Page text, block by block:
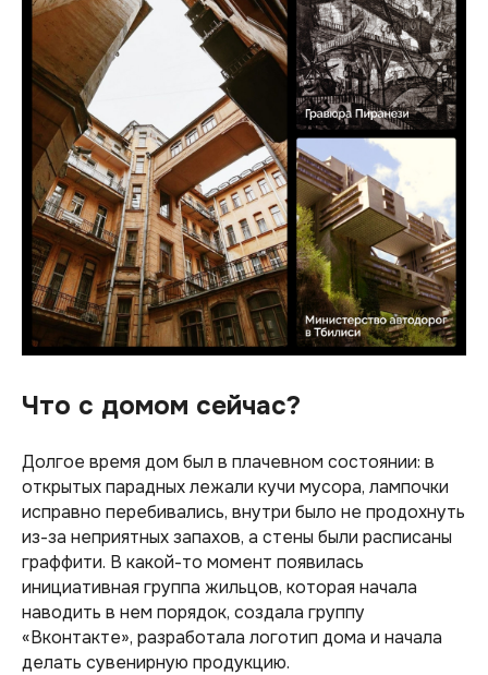
Что с домом сейчас?
Долгое время дом был в плачевном состоянии: в
открытых парадных лежали кучи мусора, лампочки
исправно перебивались, внутри было не продохнуть
из-за неприятных запахов, а стены были расписаны
граффити. В какой-то момент появилась
инициативная группа жильцов, которая начала
наводить в нем порядок, создала группу
«Вконтакте», разработала логотип дома и начала
делать сувенирную продукцию.